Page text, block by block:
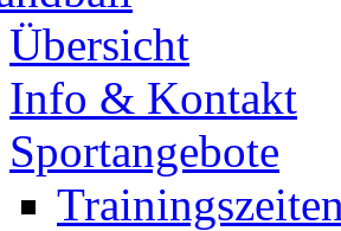
Übersicht
Info & Kontakt
Sportangebote